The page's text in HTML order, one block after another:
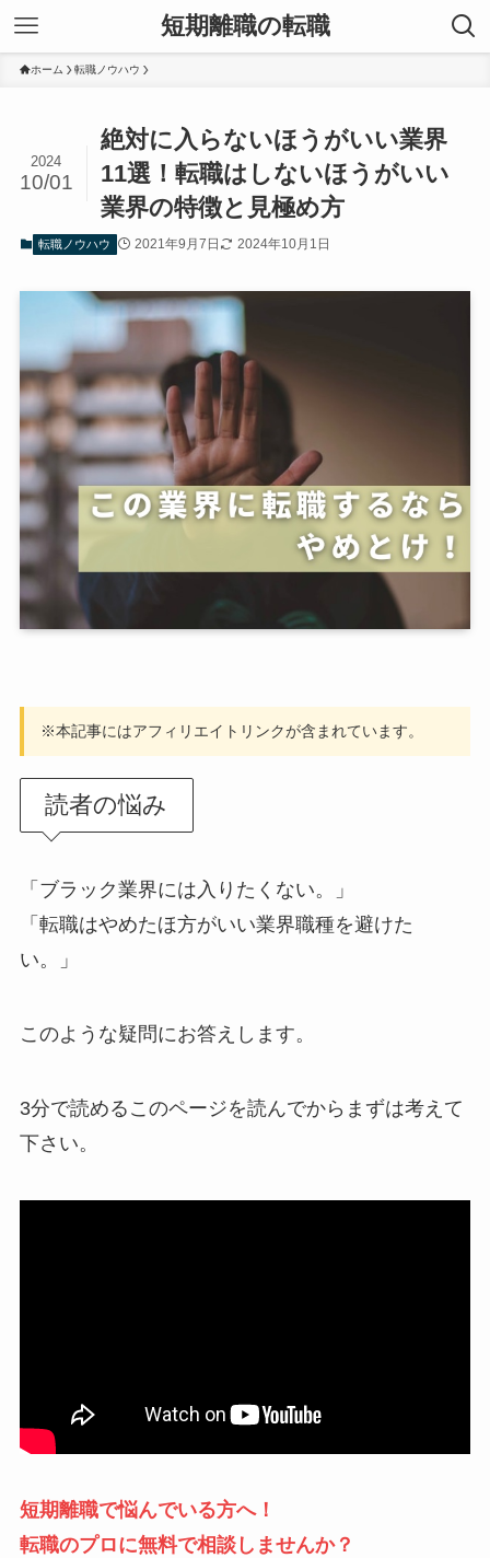
短期離職の転職
ホーム 転職ノウハウ
絶対に入らないほうがいい業界
11選！転職はしないほうがいい
業界の特徴と見極め方
2024
10/01
転職ノウハウ 2021年9月7日 2024年10月1日
※本記事にはアフィリエイトリンクが含まれています。
読者の悩み
「ブラック業界には入りたくない。」
「転職はやめたほ方がいい業界職種を避けた
い。」
このような疑問にお答えします。
3分で読めるこのページを読んでからまずは考えて
下さい。
短期離職で悩んでいる方へ！
転職のプロに無料で相談しませんか？